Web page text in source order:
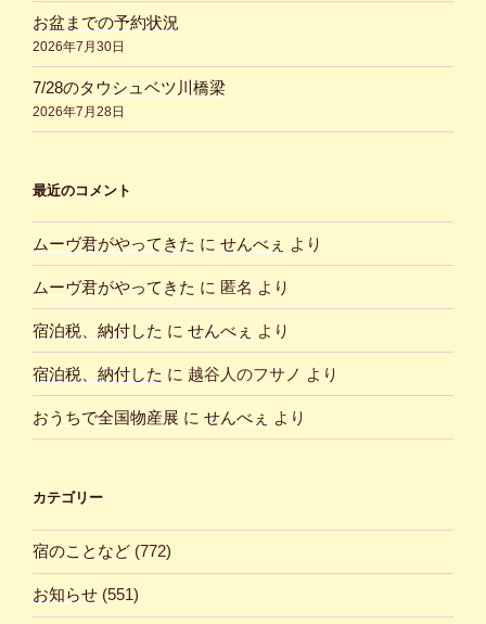
お盆までの予約状況
2026年7月30日
7/28のタウシュベツ川橋梁
2026年7月28日
最近のコメント
ムーヴ君がやってきた に せんべぇ より
ムーヴ君がやってきた に 匿名 より
宿泊税、納付した に せんべぇ より
宿泊税、納付した に 越谷人のフサノ より
おうちで全国物産展 に せんべぇ より
カテゴリー
宿のことなど (772)
お知らせ (551)